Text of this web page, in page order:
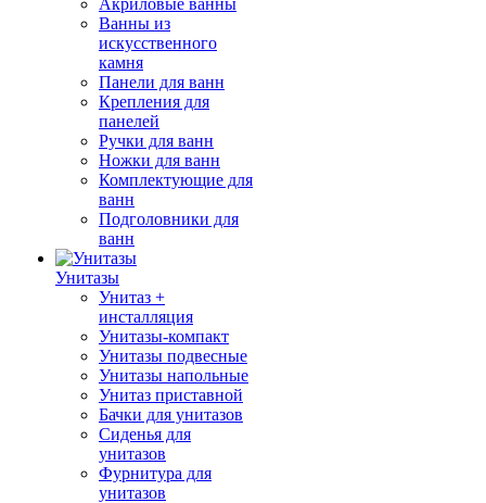
Акриловые ванны
Ванны из
искусственного
камня
Панели для ванн
Крепления для
панелей
Ручки для ванн
Ножки для ванн
Комплектующие для
ванн
Подголовники для
ванн
Унитазы
Унитаз +
инсталляция
Унитазы-компакт
Унитазы подвесные
Унитазы напольные
Унитаз приставной
Бачки для унитазов
Сиденья для
унитазов
Фурнитура для
унитазов